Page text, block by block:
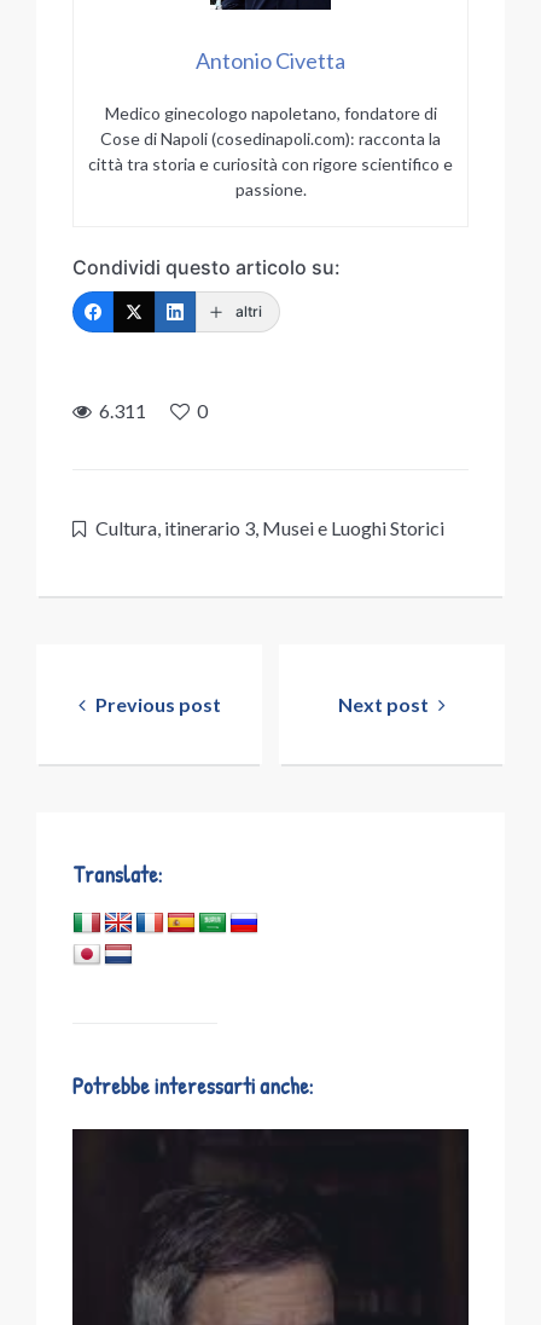
Antonio Civetta
Medico ginecologo napoletano, fondatore di
Cose di Napoli (cosedinapoli.com): racconta la
città tra storia e curiosità con rigore scientifico e
passione.
Condividi questo articolo su:
altri
6.311 0
Cultura itinerario 3 Musei e Luoghi Storici
articoliPrevious post Next post
Translate:
Potrebbe interessarti anche: